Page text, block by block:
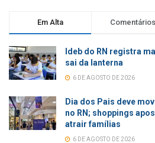
Em Alta Comentários
Ideb do RN registra
sai da lanterna
6 DE AGOSTO DE 2026
Dia dos Pais deve
no RN; shoppings
atrair famílias
6 DE AGOSTO DE 2026